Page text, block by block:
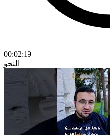
00:02:19
النحو